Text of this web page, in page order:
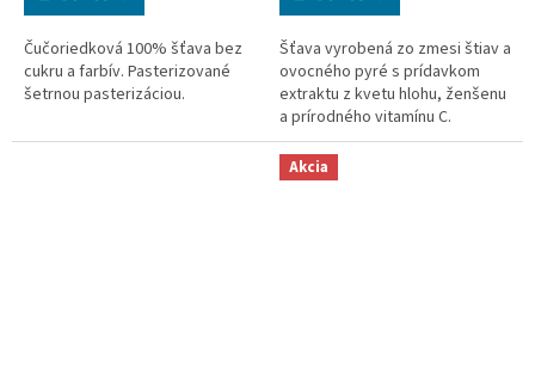
Čučoriedková 100% šťava bez
cukru a farbív. Pasterizované
šetrnou pasterizáciou.
Šťava vyrobená zo zmesi štiav a
ovocného pyré s prídavkom
extraktu z kvetu hlohu, ženšenu
a prírodného vitamínu C.
Pasterizované.
Extrakt z kvetu hlohu podporuje
správne fungovanie srdca a
Akcia